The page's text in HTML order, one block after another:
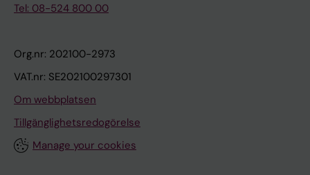
Tel: 08-524 800 00
Org.nr: 202100-2973
VAT.nr: SE202100297301
Om webbplatsen
Tillgänglighetsredogörelse
Manage your cookies